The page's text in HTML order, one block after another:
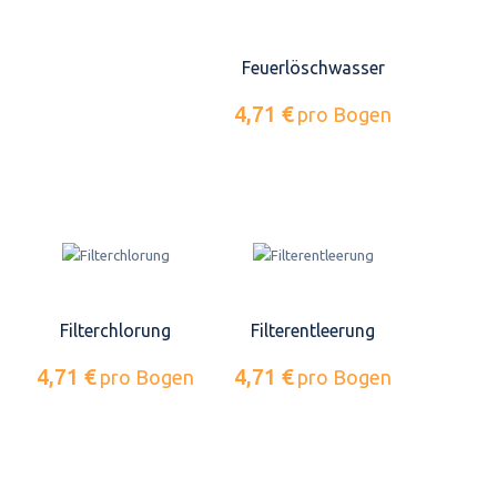
Feuerlöschwasser
4,71 € pro Bogen
Filterchlorung
4,71 € pro Bogen
Filterentleerung
4,71 € pro Bogen